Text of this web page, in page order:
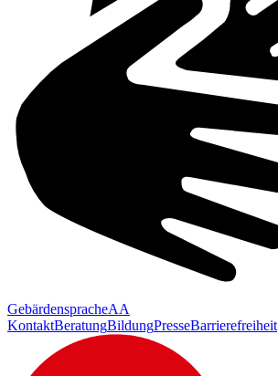
GebärdenspracheAA
KontaktBeratungBildungPresseBarrierefreiheit